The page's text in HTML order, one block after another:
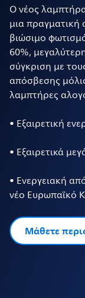
Ο νέος
μια
βιώσιμο
60%,
σύγκριση με
απόσβεσης
λαμπτήρες
• Εξαιρετική
• Εξαιρετικά
• Ενεργειακή
νέο Ευρωπαϊκό
Μάθετε